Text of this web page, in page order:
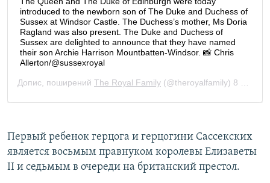
Первый ребенок герцога и герцогини Сассекских
является восьмым правнуком королевы Елизаветы
II и седьмым в очереди на британский престол.